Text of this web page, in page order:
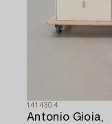
1414304
Antonio Gioia,